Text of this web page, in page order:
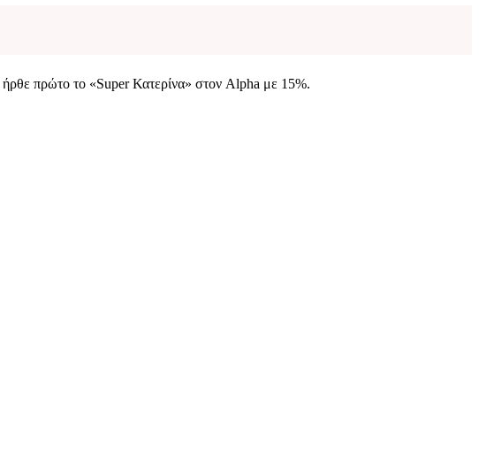
ήρθε πρώτο το «Super Κατερίνα» στον Alpha με 15%.